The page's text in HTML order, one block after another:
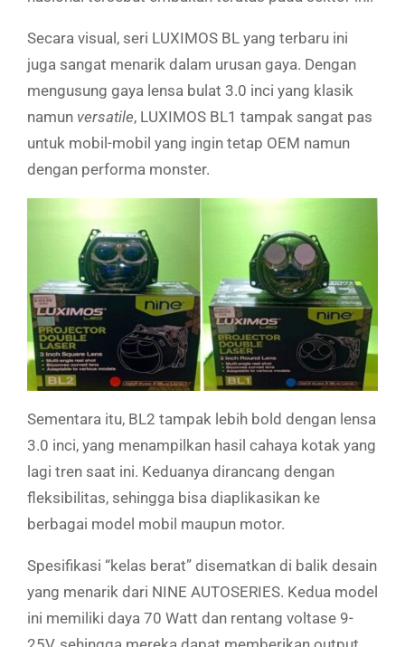
Secara visual, seri LUXIMOS BL yang terbaru ini
juga sangat menarik dalam urusan gaya. Dengan
mengusung gaya lensa bulat 3.0 inci yang klasik
namun versatile, LUXIMOS BL1 tampak sangat pas
untuk mobil-mobil yang ingin tetap OEM namun
dengan performa monster.
Sementara itu, BL2 tampak lebih bold dengan lensa
3.0 inci, yang menampilkan hasil cahaya kotak yang
lagi tren saat ini. Keduanya dirancang dengan
fleksibilitas, sehingga bisa diaplikasikan ke
berbagai model mobil maupun motor.
Spesifikasi “kelas berat” disematkan di balik desain
yang menarik dari NINE AUTOSERIES. Kedua model
ini memiliki daya 70 Watt dan rentang voltase 9-